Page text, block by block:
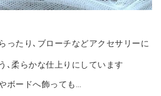
ったり､ブローチなどアクセサリーに
､柔らかな仕上りにしています
ボードへ飾っても…